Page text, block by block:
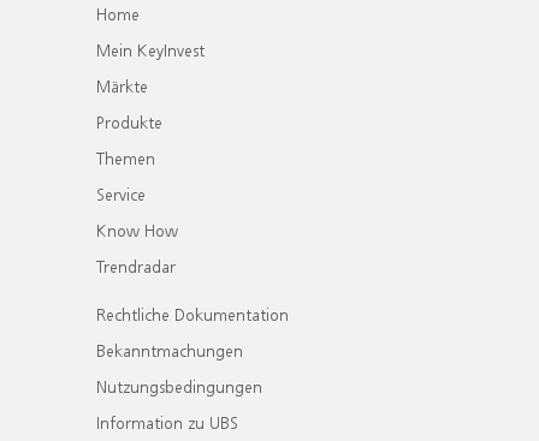
Home
Mein KeyInvest
Märkte
Produkte
Themen
Service
Know How
Trendradar
Rechtliche Dokumentation
Bekanntmachungen
Nutzungsbedingungen
Information zu UBS